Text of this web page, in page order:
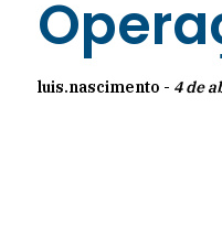
luis.nascimento - 4 de